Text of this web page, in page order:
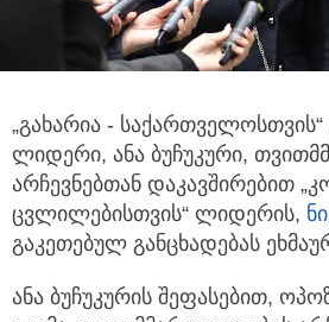
ლიდერი, ანა ბუჩუკური,
არჩევნებთან დაკავშირებით
ცვლილებისთვის“ ლიდერის,
გაკეთებულ განცხადებას
გეგმა, თვითმმართველობის